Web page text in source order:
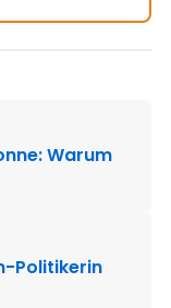
Warum
Politikerin